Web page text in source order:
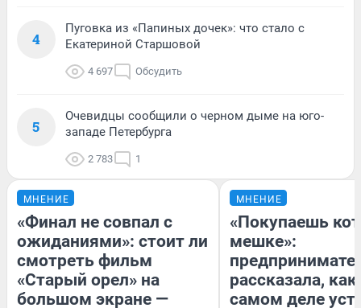
4
Пуговка из «Папиных дочек»: что стало с
Екатериной Старшовой
4 697 Обсудить
5
Очевидцы сообщили о черном дыме на юго-
западе Петербурга
2 783 1
МНЕНИЕ
«Финал не совпал с
ожиданиями»: стоит ли
смотреть фильм
«Старый орел» на
большом экране —
МНЕНИЕ
«Покупаешь
мешке»:
рассказала, как
самом деле